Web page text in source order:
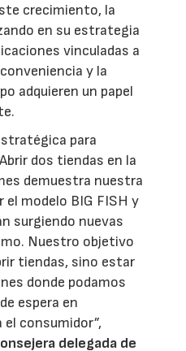
crecimiento, la
en su estrategia
vinculadas a
y la
adquieren un papel
para
dos tiendas en la
demuestra nuestra
el modelo BIG FISH y
surgiendo nuevas
Nuestro objetivo
tiendas, sino estar
donde podamos
espera en
consumidor”,
delegada de